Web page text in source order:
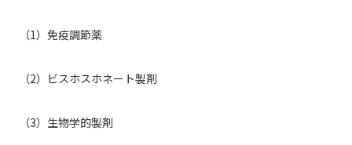
（1）免疫調節薬
（2）ビスホスホネート製剤
（3）生物学的製剤